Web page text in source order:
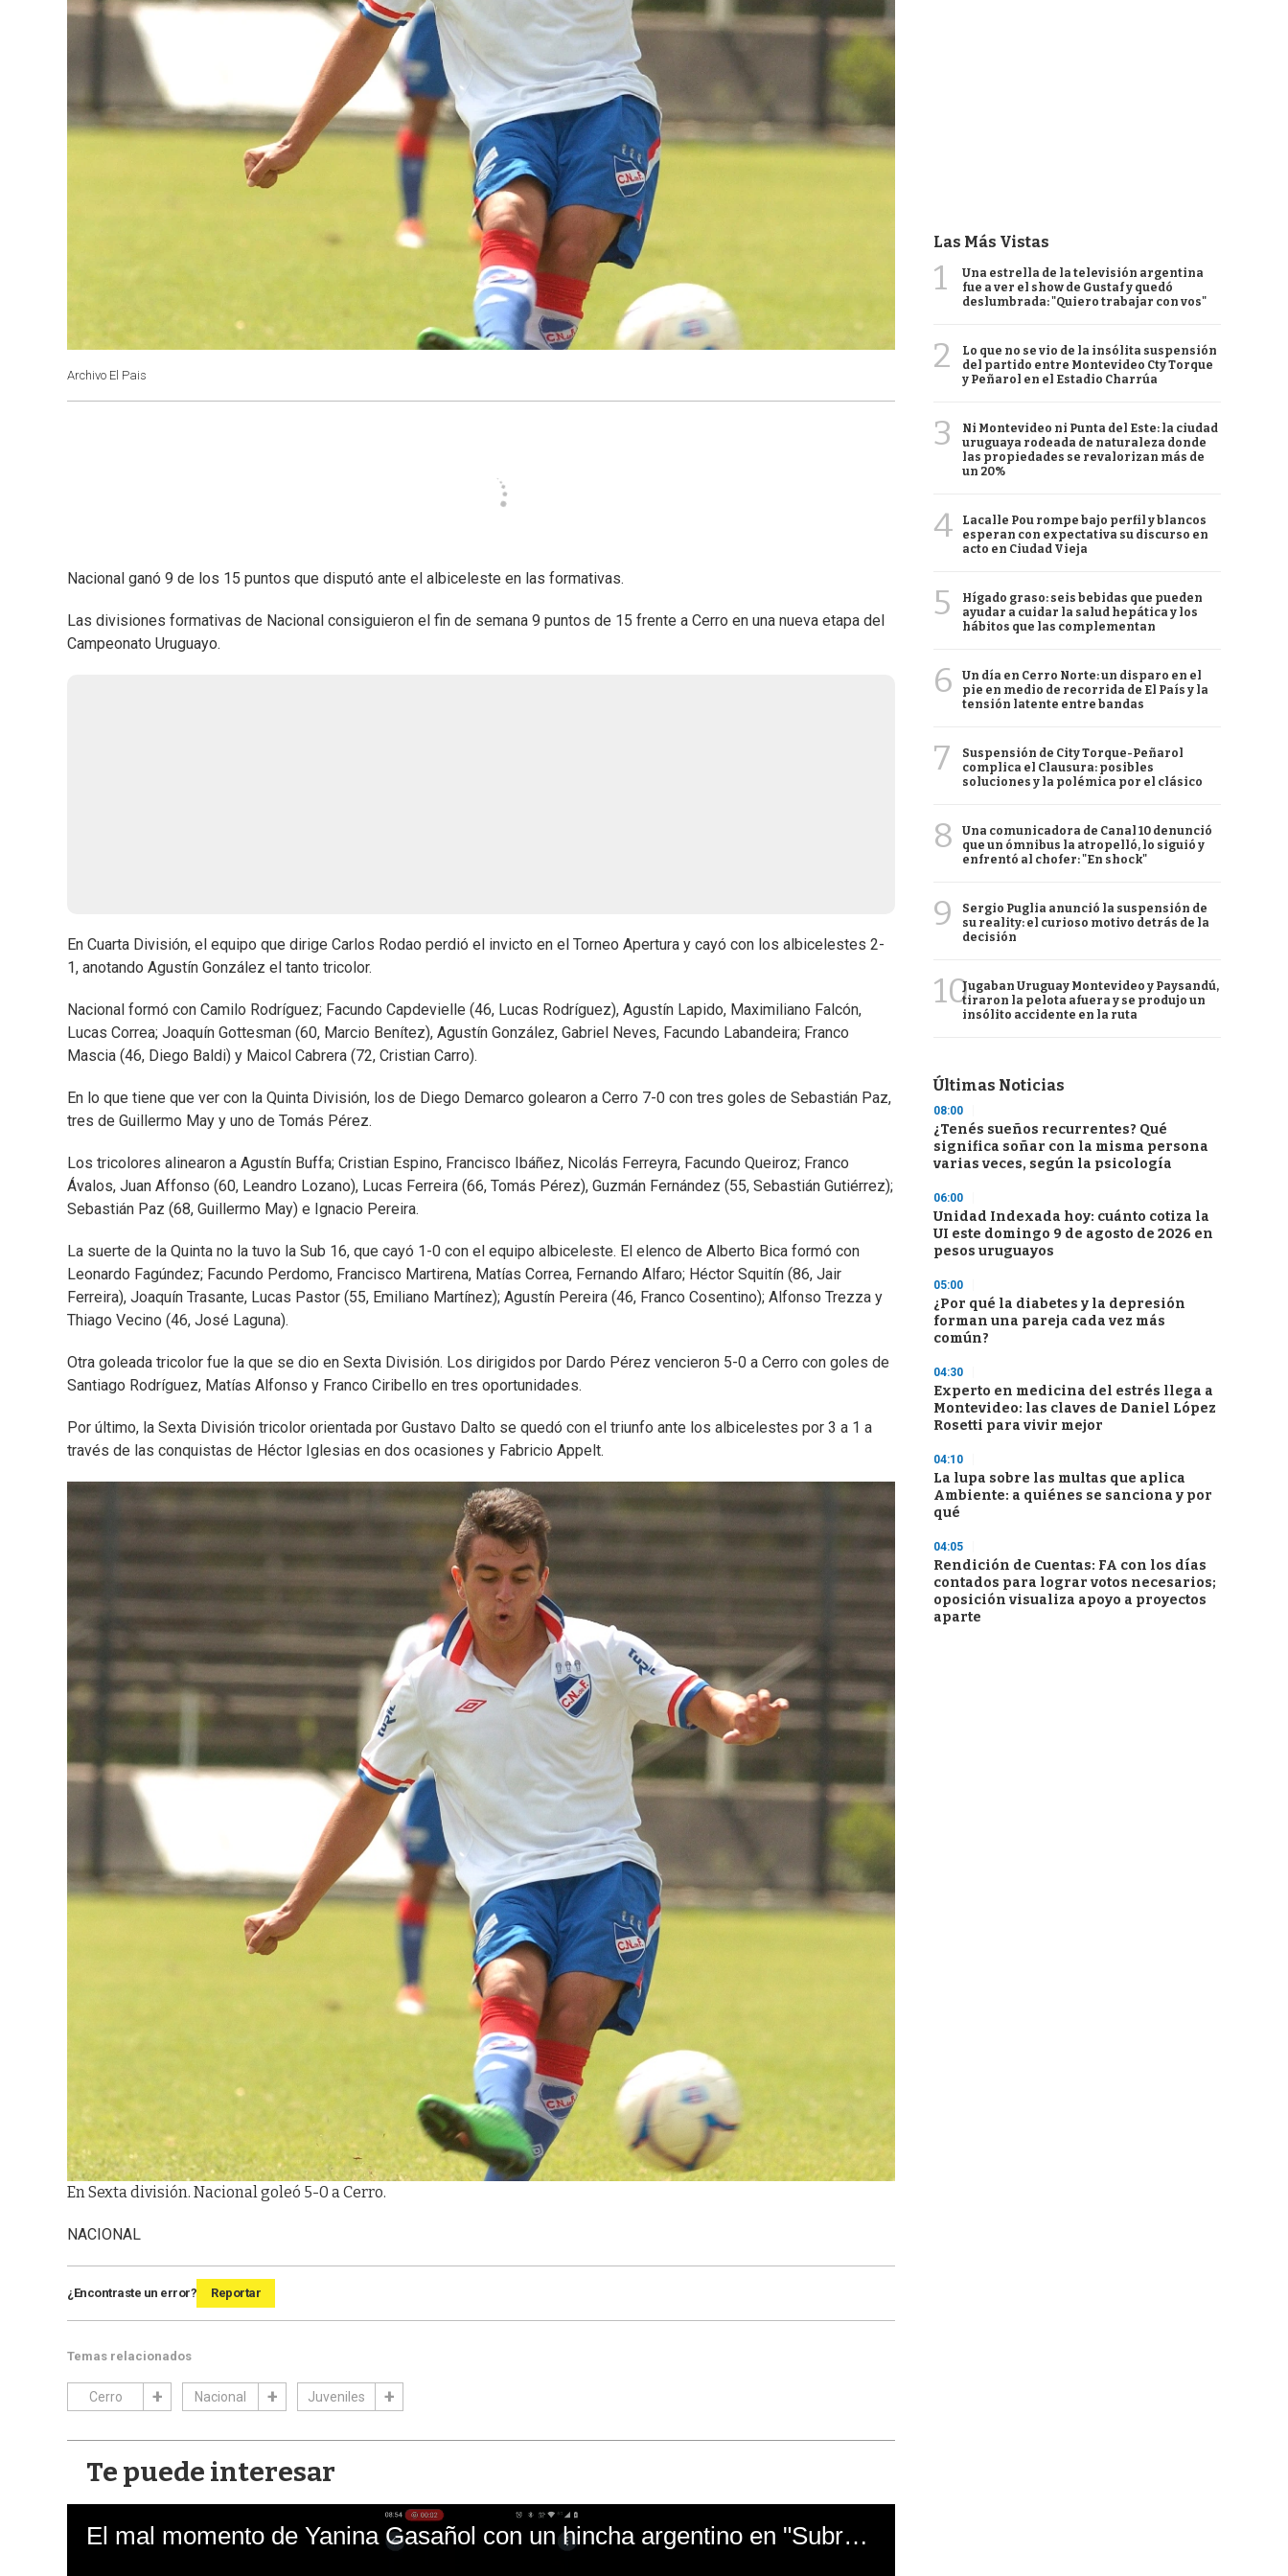
Archivo El Pais
Nacional ganó 9 de los 15 puntos que disputó ante el albiceleste en las formativas.
Las divisiones formativas de Nacional consiguieron el fin de semana 9 puntos de 15 frente a Cerro en una nueva etapa del
Campeonato Uruguayo.
En Cuarta División, el equipo que dirige Carlos Rodao perdió el invicto en el Torneo Apertura y cayó con los albicelestes 2-
1, anotando Agustín González el tanto tricolor.
Nacional formó con Camilo Rodríguez; Facundo Capdevielle (46, Lucas Rodríguez), Agustín Lapido, Maximiliano Falcón,
Lucas Correa; Joaquín Gottesman (60, Marcio Benítez), Agustín González, Gabriel Neves, Facundo Labandeira; Franco
Mascia (46, Diego Baldi) y Maicol Cabrera (72, Cristian Carro).
En lo que tiene que ver con la Quinta División, los de Diego Demarco golearon a Cerro 7-0 con tres goles de Sebastián Paz,
tres de Guillermo May y uno de Tomás Pérez.
Los tricolores alinearon a Agustín Buffa; Cristian Espino, Francisco Ibáñez, Nicolás Ferreyra, Facundo Queiroz; Franco
Ávalos, Juan Affonso (60, Leandro Lozano), Lucas Ferreira (66, Tomás Pérez), Guzmán Fernández (55, Sebastián Gutiérrez);
Sebastián Paz (68, Guillermo May) e Ignacio Pereira.
La suerte de la Quinta no la tuvo la Sub 16, que cayó 1-0 con el equipo albiceleste. El elenco de Alberto Bica formó con
Leonardo Fagúndez; Facundo Perdomo, Francisco Martirena, Matías Correa, Fernando Alfaro; Héctor Squitín (86, Jair
Ferreira), Joaquín Trasante, Lucas Pastor (55, Emiliano Martínez); Agustín Pereira (46, Franco Cosentino); Alfonso Trezza y
Thiago Vecino (46, José Laguna).
Otra goleada tricolor fue la que se dio en Sexta División. Los dirigidos por Dardo Pérez vencieron 5-0 a Cerro con goles de
Santiago Rodríguez, Matías Alfonso y Franco Ciribello en tres oportunidades.
Por último, la Sexta División tricolor orientada por Gustavo Dalto se quedó con el triunfo ante los albicelestes por 3 a 1 a
través de las conquistas de Héctor Iglesias en dos ocasiones y Fabricio Appelt.
En Sexta división. Nacional goleó 5-0 a Cerro.
NACIONAL
¿Encontraste un error? Reportar
Temas relacionados
Cerro Nacional Juveniles
Te puede interesar
El mal momento de Yanina Gasañol con un hincha argentino en "Subrayado"
Las Más Vistas
1
Una estrella de la televisión argentina
fue a ver el show de Gustaf y quedó
deslumbrada: "Quiero trabajar con vos"
2
Lo que no se vio de la insólita suspensión
del partido entre Montevideo Cty Torque
y Peñarol en el Estadio Charrúa
3
Ni Montevideo ni Punta del Este: la ciudad
uruguaya rodeada de naturaleza donde
las propiedades se revalorizan más de
un 20%
4
Lacalle Pou rompe bajo perfil y blancos
esperan con expectativa su discurso en
acto en Ciudad Vieja
5
Hígado graso: seis bebidas que pueden
ayudar a cuidar la salud hepática y los
hábitos que las complementan
6
Un día en Cerro Norte: un disparo en el
pie en medio de recorrida de El País y la
tensión latente entre bandas
7
Suspensión de City Torque-Peñarol
complica el Clausura: posibles
soluciones y la polémica por el clásico
8
Una comunicadora de Canal 10 denunció
que un ómnibus la atropelló, lo siguió y
enfrentó al chofer: "En shock"
9
Sergio Puglia anunció la suspensión de
su reality: el curioso motivo detrás de la
decisión
10Jugaban Uruguay Montevideo y Paysandú,
tiraron la pelota afuera y se produjo un
insólito accidente en la ruta
Últimas Noticias
08:00
¿Tenés sueños recurrentes? Qué
significa soñar con la misma persona
varias veces, según la psicología
06:00
Unidad Indexada hoy: cuánto cotiza la
UI este domingo 9 de agosto de 2026 en
pesos uruguayos
05:00
¿Por qué la diabetes y la depresión
forman una pareja cada vez más
común?
04:30
Experto en medicina del estrés llega a
Montevideo: las claves de Daniel López
Rosetti para vivir mejor
04:10
La lupa sobre las multas que aplica
Ambiente: a quiénes se sanciona y por
qué
04:05
Rendición de Cuentas: FA con los días
contados para lograr votos necesarios;
oposición visualiza apoyo a proyectos
aparte